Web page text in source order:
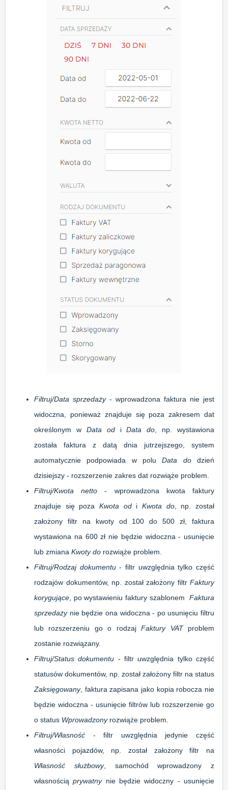
Filtruj/Data sprzedaży - wprowadzona faktura nie jest
widoczna, ponieważ znajduje się poza zakresem dat
określonym w Data odiData do, np. wystawiona
została faktura z datą dnia jutrzejszego, system
automatycznie podpowiada w poluData dodzień
dzisiejszy - rozszerzenie zakres dat rozwiąże problem.
Filtruj/Kwota netto - wprowadzona kwota faktury
znajduje się poza Kwota odiKwota do, np. został
założony filtr na kwoty od 100 do 500 zł, faktura
wystawiona na 600 zł nie będzie widoczna - usunięcie
lub zmiana Kwoty do rozwiąże problem.
Filtruj/Rodzaj dokumentu- filtr uwzględnia tylko część
rodzajów dokumentów, np. został założony filtr Faktury
korygujące, po wystawieniu faktury szablonem Faktura
sprzedażynie będzie ona widoczna - po usunięciu filtru
lub rozszerzeniu go o rodzajFaktury VATproblem
zostanie rozwiązany.
Filtruj/Status dokumentu - filtr uwzględnia tylko część
statusów dokumentów, np. został założony filtr na status
Zaksięgowany, faktura zapisana jako kopia robocza nie
będzie widoczna - usunięcie filtrów lub rozszerzenie go
o status Wprowadzony rozwiąże problem.
Filtruj/Własność - filtr uwzględnia jedynie część
własności pojazdów, np. został założony filtr na
Własność służbowy, samochód wprowadzony z
własnościąprywatnynie będzie widoczny - usunięcie